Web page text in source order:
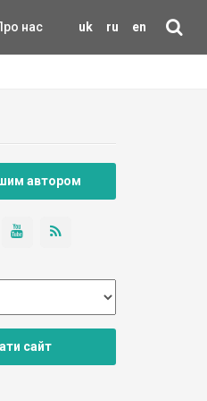
uk ru en
нас
автором
сайт